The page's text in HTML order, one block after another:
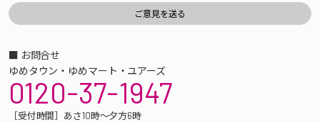
■ お問合せ
ゆめタウン・ゆめマート・ユアーズ
0120-37-1947
［受付時間］あさ10時～夕方6時